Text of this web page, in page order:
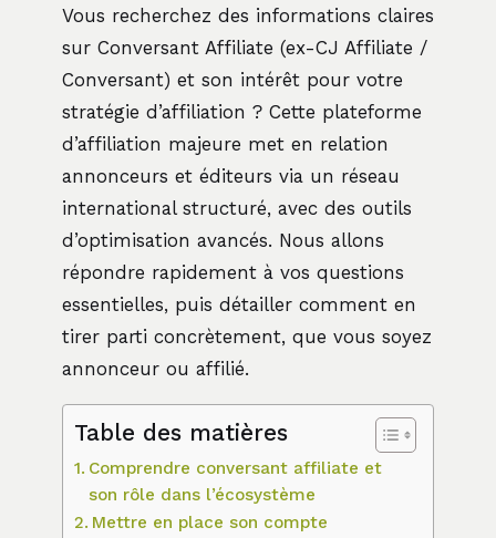
Vous recherchez des informations claires
sur Conversant Affiliate (ex-CJ Affiliate /
Conversant) et son intérêt pour votre
stratégie d’affiliation ? Cette plateforme
d’affiliation majeure met en relation
annonceurs et éditeurs via un réseau
international structuré, avec des outils
d’optimisation avancés. Nous allons
répondre rapidement à vos questions
essentielles, puis détailler comment en
tirer parti concrètement, que vous soyez
annonceur ou affilié.
Table des matières
Comprendre conversant affiliate et
son rôle dans l’écosystème
Mettre en place son compte